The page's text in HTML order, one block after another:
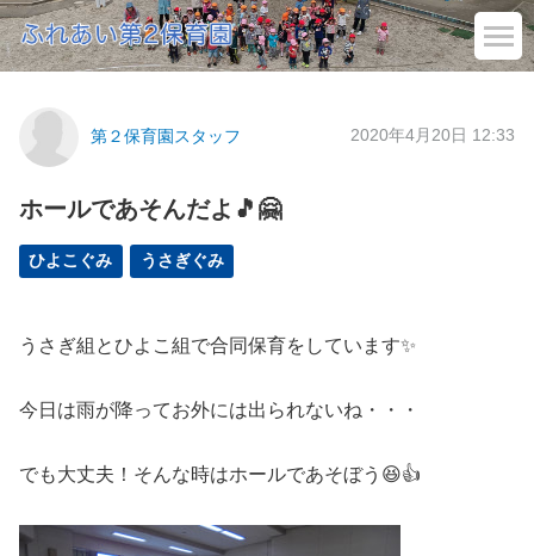
第２保育園スタッフ 2020年4月20日 12:33
ホールであそんだよ🎵🤗
ひよこぐみ うさぎぐみ
うさぎ組とひよこ組で合同保育をしています✨
今日は雨が降ってお外には出られないね・・・
でも大丈夫！そんな時はホールであそぼう😆👍